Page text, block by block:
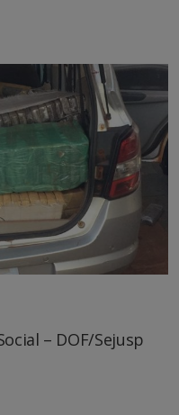
– DOF/Sejusp